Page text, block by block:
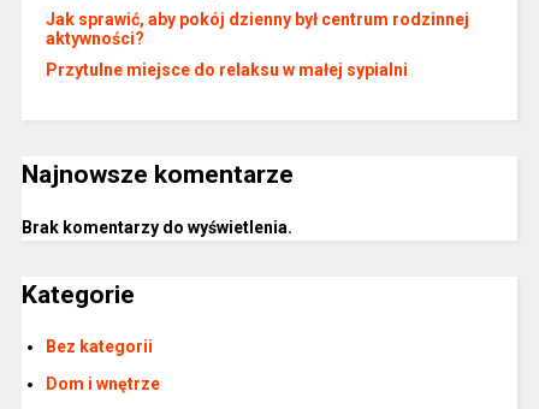
Jak sprawić, aby pokój dzienny był centrum rodzinnej
aktywności?
Przytulne miejsce do relaksu w małej sypialni
Najnowsze komentarze
Brak komentarzy do wyświetlenia.
Kategorie
Bez kategorii
Dom i wnętrze